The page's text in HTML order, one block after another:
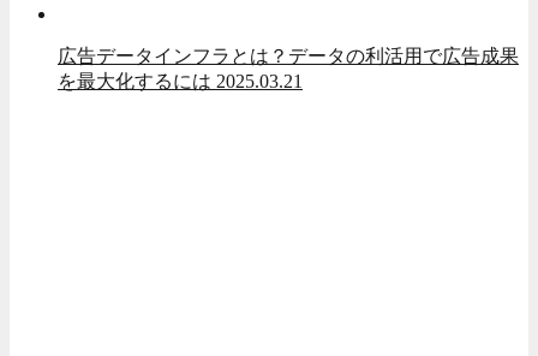
広告データインフラとは？データの利活用で広告成果
を最大化するには 2025.03.21